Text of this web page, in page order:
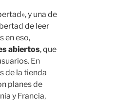
y una de
de leer
en eso,
abiertos, que
En
de la tienda
planes de
y Francia,